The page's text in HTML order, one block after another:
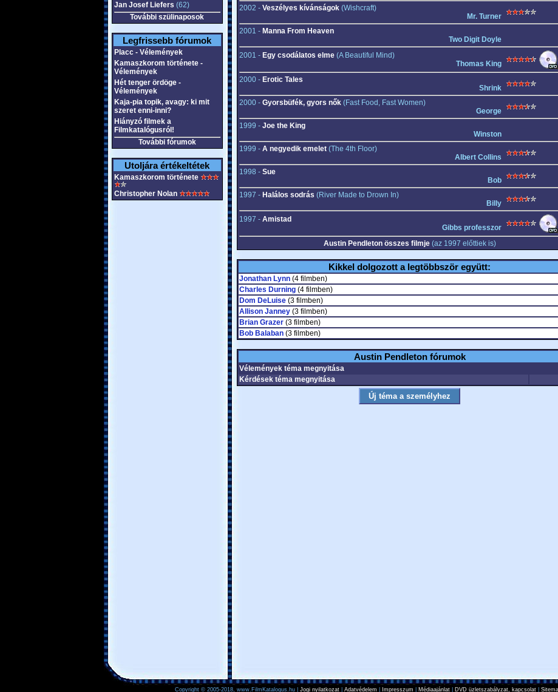
Jan Josef Liefers (62)
További szülinaposok
Legfrissebb fórumok
Placc - Vélemények
Kamaszkorom története -
Vélemények
Hét tenger ördöge -
Vélemények
Kaja-pia topik, avagy: ki mit
szeret enni-inni?
Hiányzó filmek a
Filmkatalógusról!
További fórumok
Utoljára értékeltétek
Kamaszkorom története
Christopher Nolan
2002 - Veszélyes kívánságok(Wishcraft)
Mr. Turner
2001 - Manna From Heaven
Two Digit Doyle
2001 - Egy csodálatos elme(A Beautiful Mind)
Thomas King
2000 - Erotic Tales
Shrink
2000 - Gyorsbüfék, gyors nők(Fast Food, Fast Women)
George
1999 - Joe the King
Winston
1999 - A negyedik emelet(The 4th Floor)
Albert Collins
1998 - Sue
Bob
1997 - Halálos sodrás (River Made to Drown In)
Billy
1997 - Amistad
Gibbs professzor
Austin Pendleton összes filmje(az 1997 előttiek is)
Kikkel dolgozott a legtöbbször együtt:
Jonathan Lynn(4 filmben)
Charles Durning(4 filmben)
Dom DeLuise(3 filmben)
Allison Janney(3 filmben)
Brian Grazer(3 filmben)
Bob Balaban(3 filmben)
Austin Pendleton fórumok
Vélemények téma megnyitása
Kérdések téma megnyitása
Copyright © 2005-2018, www.FilmKatalogus.hu | Jogi nyilatkozat| Adatvédelem Impresszum Médiaajánlat| DVD üzletszabályzat, kapcsolat|